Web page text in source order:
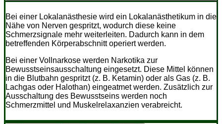
Bei einer Lokalanästhesie wird ein Lokalanästhetikum in die
Nähe von Nerven gespritzt, wodurch diese keine
Schmerzsignale mehr weiterleiten. Dadurch kann in dem
betreffenden Körperabschnitt operiert werden.
Bei einer Vollnarkose werden Narkotika zur
Bewusstseinsausschaltung eingesetzt. Diese Mittel können
in die Blutbahn gespritzt (z. B. Ketamin) oder als Gas (z. B.
Lachgas oder Halothan) eingeatmet werden. Zusätzlich zur
Ausschaltung des Bewusstseins werden noch
Schmerzmittel und Muskelrelaxanzien verabreicht.